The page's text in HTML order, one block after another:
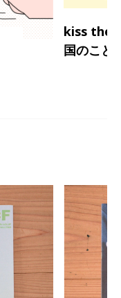
kiss the
国のこと